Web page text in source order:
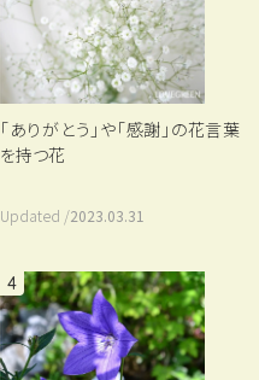
「ありがとう」や「感謝」の花言葉
を持つ花
Updated /2023.03.31
4